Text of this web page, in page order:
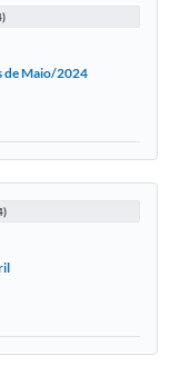
de Maio/2024